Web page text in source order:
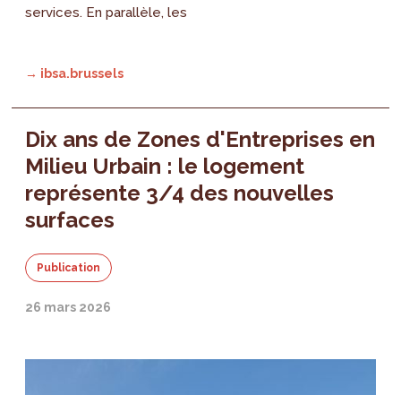
services. En parallèle, les
→ ibsa.brussels
Dix ans de Zones d'Entreprises en
Milieu Urbain : le logement
représente 3/4 des nouvelles
surfaces
Publication
26 mars 2026